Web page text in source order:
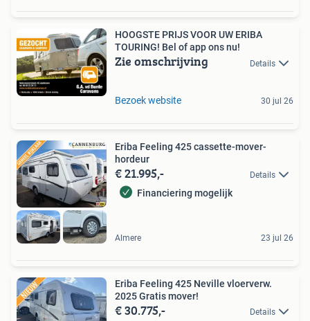
HOOGSTE PRIJS VOOR UW ERIBA
TOURING! Bel of app ons nu!
Zie omschrijving Details
Bezoek website 30 jul 26
Eriba Feeling 425 cassette-mover-
hordeur
€ 21.995,- Details
Financiering mogelijk
Almere 23 jul 26
Eriba Feeling 425 Neville vloerverw.
2025 Gratis mover!
€ 30.775,- Details